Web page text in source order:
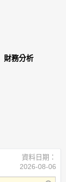
財務分析
資料日期：
2026-08-06